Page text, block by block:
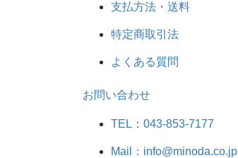
支払方法・送料
特定商取引法
よくある質問
お問い合わせ
TEL：043-853-7177
Mail：info@minoda.co.jp